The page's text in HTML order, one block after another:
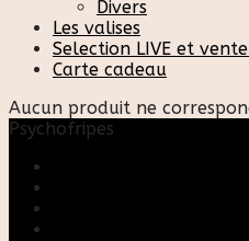
Divers
Les valises
Selection LIVE et
Carte cadeau
Aucun produit ne
Psychofripes